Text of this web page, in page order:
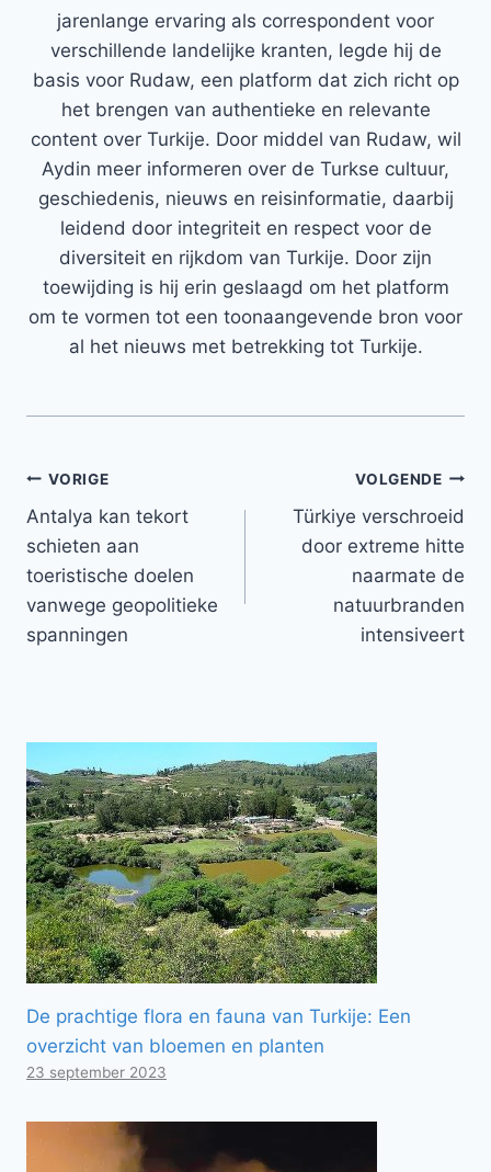
jarenlange ervaring als correspondent voor
verschillende landelijke kranten, legde hij de
basis voor Rudaw, een platform dat zich richt op
het brengen van authentieke en relevante
content over Turkije. Door middel van Rudaw, wil
Aydin meer informeren over de Turkse cultuur,
geschiedenis, nieuws en reisinformatie, daarbij
leidend door integriteit en respect voor de
diversiteit en rijkdom van Turkije. Door zijn
toewijding is hij erin geslaagd om het platform
om te vormen tot een toonaangevende bron voor
al het nieuws met betrekking tot Turkije.
Bericht
navigatie
VORIGE
Antalya kan tekort
schieten aan
toeristische doelen
vanwege geopolitieke
spanningen
VOLGENDE
Türkiye verschroeid
door extreme hitte
naarmate de
natuurbranden
intensiveert
De prachtige flora en fauna van Turkije: Een
overzicht van bloemen en planten
23 september 2023